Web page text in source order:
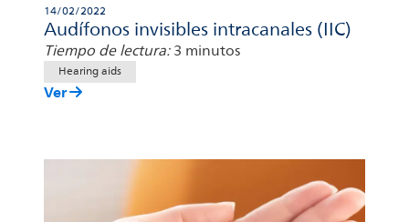
14/02/2022
Audífonos invisibles intracanales (IIC)
Tiempo de lectura:3 minutos
Hearing aids
Ver